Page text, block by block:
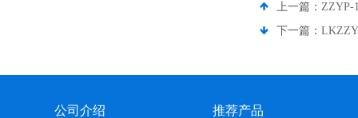
上一篇： ZZYP-
下一篇：
公司介绍 推荐产品